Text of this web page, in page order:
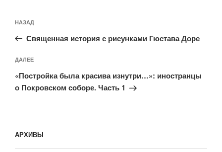
по
записям
Предыдущая
запись:
НАЗАД
Священная история с рисунками Гюстава Доре
Следующая
запись
ДАЛЕЕ
«Постройка была красива изнутри…»: иностранцы
о Покровском соборе. Часть 1
АРХИВЫ